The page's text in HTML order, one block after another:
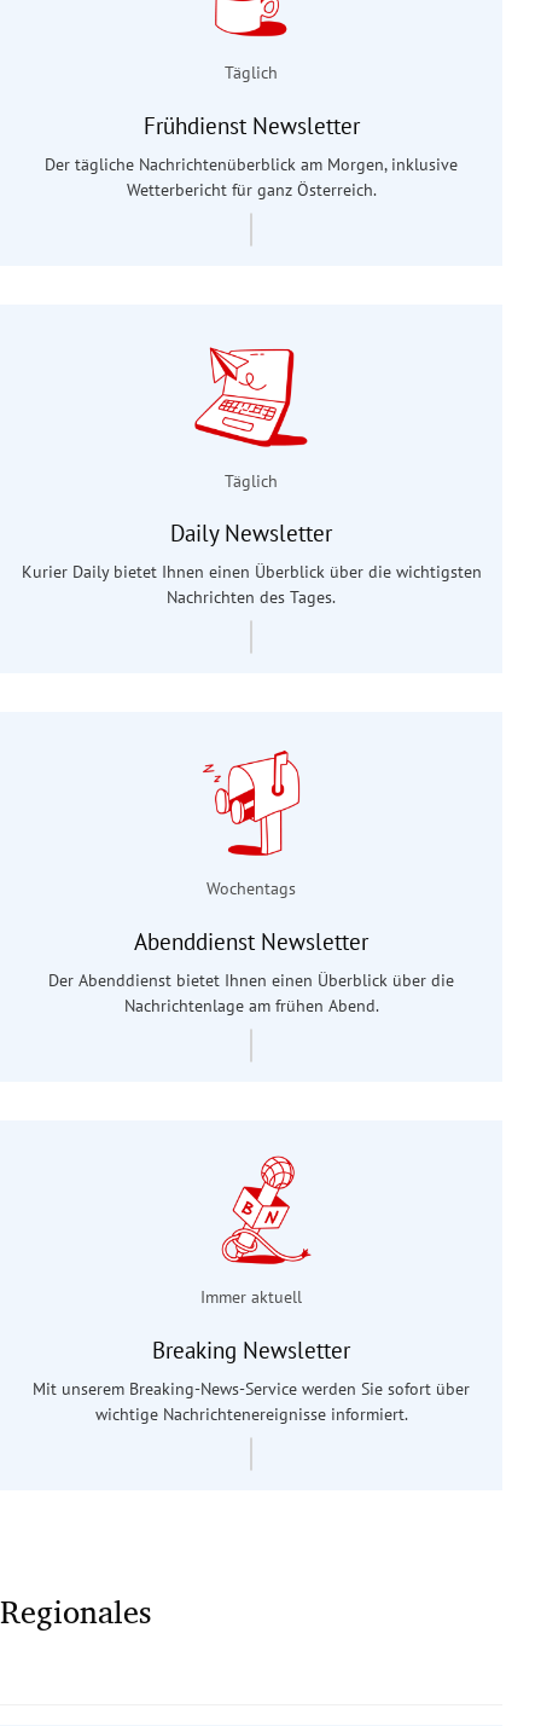
Täglich
Frühdienst Newsletter
Der tägliche Nachrichtenüberblick am Morgen, inklusive
Wetterbericht für ganz Österreich.
Täglich
Daily Newsletter
Kurier Daily bietet Ihnen einen Überblick über die wichtigsten
Nachrichten des Tages.
Wochentags
Abenddienst Newsletter
Der Abenddienst bietet Ihnen einen Überblick über die
Nachrichtenlage am frühen Abend.
Immer aktuell
Breaking Newsletter
Mit unserem Breaking-News-Service werden Sie sofort über
wichtige Nachrichtenereignisse informiert.
Regionales